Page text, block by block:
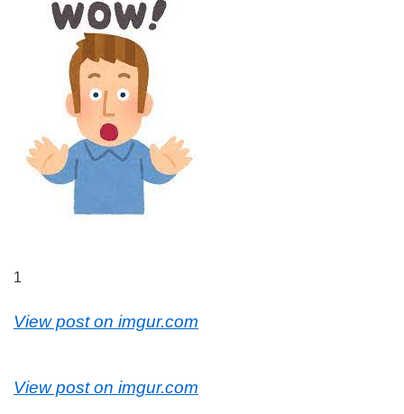
1
View post on imgur.com
View post on imgur.com